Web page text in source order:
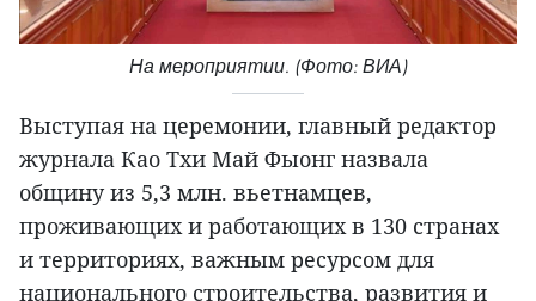
На мероприятии. (Фото: ВИА)
Выступая на церемонии, главный редактор
журнала Као Тхи Май Фыонг назвала
общину из 5,3 млн. вьетнамцев,
проживающих и работающих в 130 странах
и территориях, важным ресурсом для
национального строительства, развития и